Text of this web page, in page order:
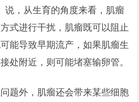
说，从生育的角度来看，肌瘤
式进行干扰，肌瘤既可以阻止
能导致早期流产，如果肌瘤生
处附近，则可能堵塞输卵管。
题外，肌瘤还会带来某些细胞